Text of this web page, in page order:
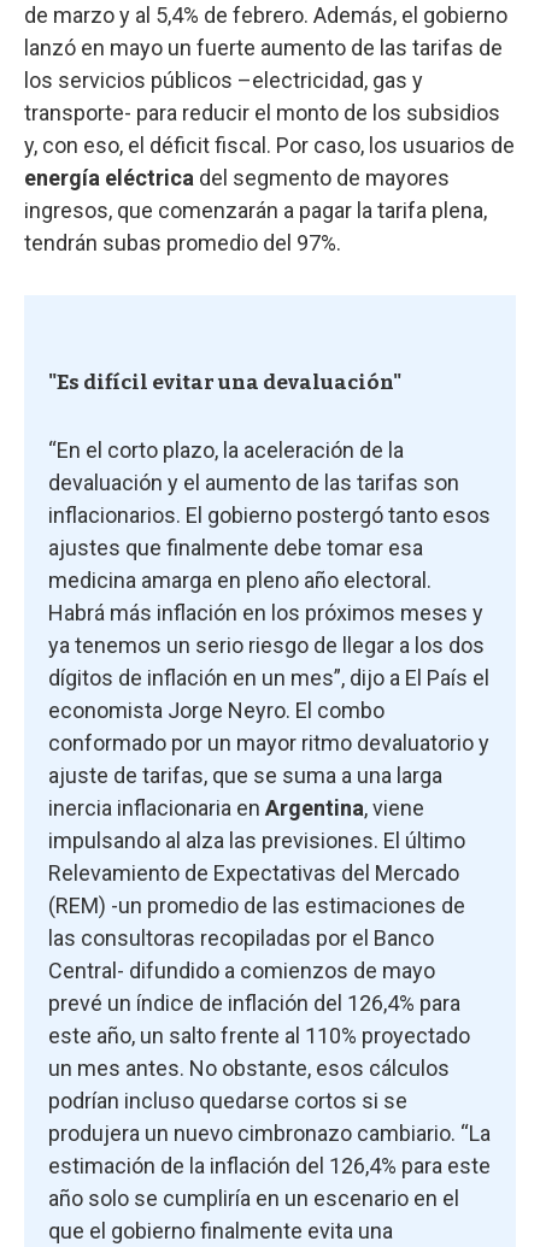
de marzo y al 5,4% de febrero. Además, el gobierno
lanzó en mayo un fuerte aumento de las tarifas de
los servicios públicos –electricidad, gas y
transporte- para reducir el monto de los subsidios
y, con eso, el déficit fiscal. Por caso, los usuarios de
energía eléctrica del segmento de mayores
ingresos, que comenzarán a pagar la tarifa plena,
tendrán subas promedio del 97%.
"Es difícil evitar una devaluación"
“En el corto plazo, la aceleración de la
devaluación y el aumento de las tarifas son
inflacionarios. El gobierno postergó tanto esos
ajustes que finalmente debe tomar esa
medicina amarga en pleno año electoral.
Habrá más inflación en los próximos meses y
ya tenemos un serio riesgo de llegar a los dos
dígitos de inflación en un mes”, dijo a El País el
economista Jorge Neyro. El combo
conformado por un mayor ritmo devaluatorio y
ajuste de tarifas, que se suma a una larga
inercia inflacionaria en Argentina, viene
impulsando al alza las previsiones. El último
Relevamiento de Expectativas del Mercado
(REM) -un promedio de las estimaciones de
las consultoras recopiladas por el Banco
Central- difundido a comienzos de mayo
prevé un índice de inflación del 126,4% para
este año, un salto frente al 110% proyectado
un mes antes. No obstante, esos cálculos
podrían incluso quedarse cortos si se
produjera un nuevo cimbronazo cambiario. “La
estimación de la inflación del 126,4% para este
año solo se cumpliría en un escenario en el
que el gobierno finalmente evita una